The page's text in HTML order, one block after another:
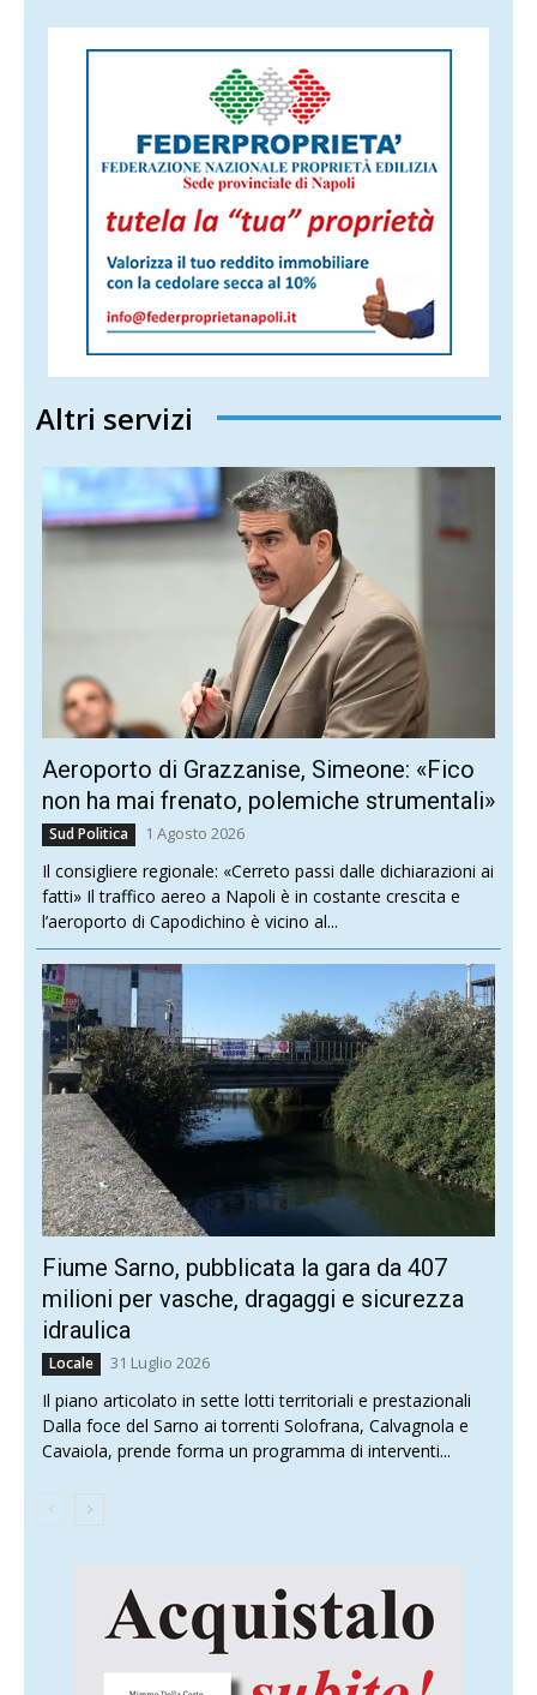
Altri servizi
Aeroporto di Grazzanise, Simeone: «Fico
non ha mai frenato, polemiche strumentali»
Sud Politica 1 Agosto 2026
Il consigliere regionale: «Cerreto passi dalle dichiarazioni ai
fatti» Il traffico aereo a Napoli è in costante crescita e
l’aeroporto di Capodichino è vicino al...
Fiume Sarno, pubblicata la gara da 407
milioni per vasche, dragaggi e sicurezza
idraulica
Locale 31 Luglio 2026
Il piano articolato in sette lotti territoriali e prestazionali
Dalla foce del Sarno ai torrenti Solofrana, Calvagnola e
Cavaiola, prende forma un programma di interventi...